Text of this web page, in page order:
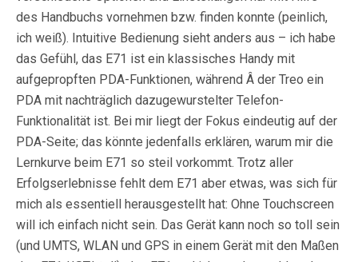
des Handbuchs vornehmen bzw. finden konnte (peinlich,
ich weiß). Intuitive Bedienung sieht anders aus – ich habe
das Gefühl, das E71 ist ein klassisches Handy mit
aufgepropften PDA-Funktionen, während Â der Treo ein
PDA mit nachträglich dazugewurstelter Telefon-
Funktionalität ist. Bei mir liegt der Fokus eindeutig auf der
PDA-Seite; das könnte jedenfalls erklären, warum mir die
Lernkurve beim E71 so steil vorkommt. Trotz aller
Erfolgserlebnisse fehlt dem E71 aber etwas, was sich für
mich als essentiell herausgestellt hat: Ohne Touchscreen
will ich einfach nicht sein. Das Gerät kann noch so toll sein
(und UMTS, WLAN und GPS in einem Gerät mit den Maßen